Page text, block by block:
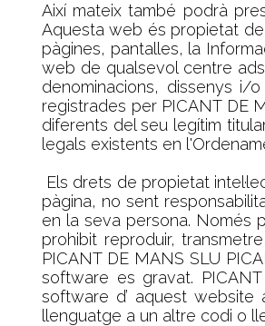
Així mateix també podrà
Aquesta web és propietat
pàgines, pantalles, la
web de qualsevol centre
denominacions, dissenys
registrades per PICANT DE
diferents del seu legítim
legals existents en
Els drets de propietat
pàgina, no sent
en la seva persona. Només
prohibit reproduir,
PICANT DE MANS SLU
software es gravat.
software d’ aquest
llenguatge a un altre codi o